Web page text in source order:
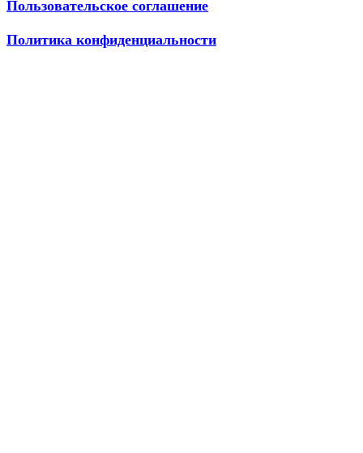
Пользовательское соглашение
Политика конфиденциальности